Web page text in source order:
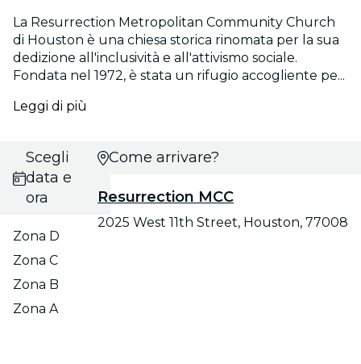
La Resurrection Metropolitan Community Church
di Houston è una chiesa storica rinomata per la sua
dedizione all'inclusività e all'attivismo sociale.
Fondata nel 1972, è stata un rifugio accogliente pe...
Leggi di più
Scegli
data e
ora
Zona D
Zona C
Zona B
Zona A
Come arrivare?
Resurrection MCC
2025 West 11th Street, Houston, 77008